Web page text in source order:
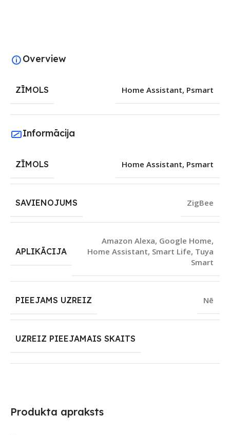
Produkta apraksts
Overview
ZĪMOLS Home Assistant, Psmart
Informācija
ZĪMOLS Home Assistant, Psmart
SAVIENOJUMS ZigBee
APLIKĀCIJA
Amazon Alexa, Google Home,
Home Assistant, Smart Life, Tuya
Smart
PIEEJAMS UZREIZ Nē
UZREIZ PIEEJAMAIS SKAITS